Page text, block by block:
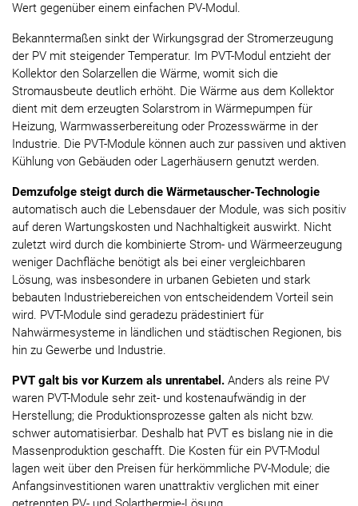
Wert gegenüber einem einfachen PV-Modul.
Bekanntermaßen sinkt der Wirkungsgrad der Stromerzeugung
der PV mit steigender Temperatur. Im PVT-Modul entzieht der
Kollektor den Solarzellen die Wärme, womit sich die
Stromausbeute deutlich erhöht. Die Wärme aus dem Kollektor
dient mit dem erzeugten Solarstrom in Wärmepumpen für
Heizung, Warmwasserbereitung oder Prozesswärme in der
Industrie. Die PVT-Module können auch zur passiven und aktiven
Kühlung von Gebäuden oder Lagerhäusern genutzt werden.
Demzufolge steigt durch die Wärmetauscher-Technologie
automatisch auch die Lebensdauer der Module, was sich positiv
auf deren Wartungskosten und Nachhaltigkeit auswirkt. Nicht
zuletzt wird durch die kombinierte Strom- und Wärmeerzeugung
weniger Dachfläche benötigt als bei einer vergleichbaren
Lösung, was insbesondere in urbanen Gebieten und stark
bebauten Industriebereichen von entscheidendem Vorteil sein
wird. PVT-Module sind geradezu prädestiniert für
Nahwärmesysteme in ländlichen und städtischen Regionen, bis
hin zu Gewerbe und Industrie.
PVT galt bis vor Kurzem als unrentabel. Anders als reine PV
waren PVT-Module sehr zeit- und kostenaufwändig in der
Herstellung; die Produktionsprozesse galten als nicht bzw.
schwer automatisierbar. Deshalb hat PVT es bislang nie in die
Massenproduktion geschafft. Die Kosten für ein PVT-Modul
lagen weit über den Preisen für herkömmliche PV-Module; die
Anfangsinvestitionen waren unattraktiv verglichen mit einer